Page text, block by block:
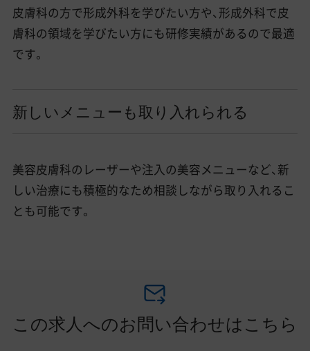
皮膚科の方で形成外科を学びたい方や、形成外科で皮
膚科の領域を学びたい方にも研修実績があるので最適
です。
新しいメニューも取り入れられる
美容皮膚科のレーザーや注入の美容メニューなど、新
しい治療にも積極的なため相談しながら取り入れるこ
とも可能です。
この求人へのお問い合わせはこちら